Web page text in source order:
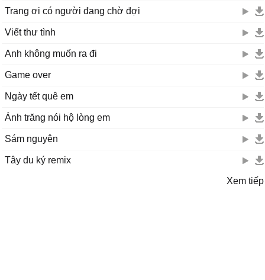
Trang ơi có người đang chờ đợi
Viết thư tình
Anh không muốn ra đi
Game over
Ngày tết quê em
Ánh trăng nói hộ lòng em
Sám nguyện
Tây du ký remix
Xem tiếp